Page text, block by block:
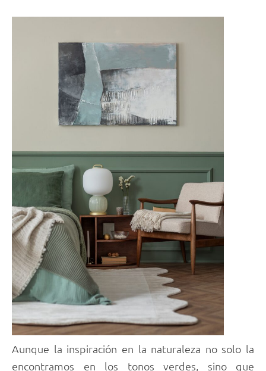
Aunque la inspiración en la naturaleza no solo la
encontramos en los tonos verdes, sino que